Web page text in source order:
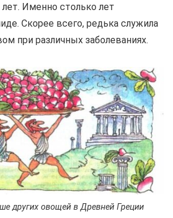
Именно столько лет
Скорее всего, редька служила
при различных заболеваниях.
других овощей в Древней Греции